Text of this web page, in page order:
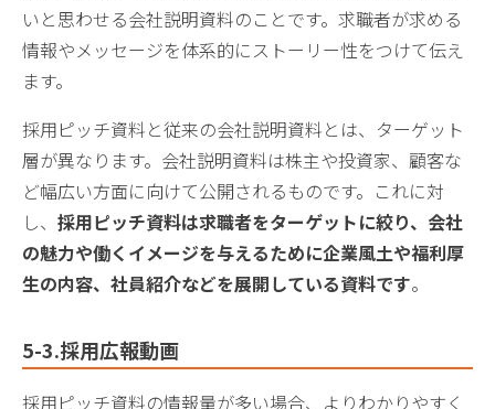
いと思わせる会社説明資料のことです。求職者が求める
情報やメッセージを体系的にストーリー性をつけて伝え
ます。
採用ピッチ資料と従来の会社説明資料とは、ターゲット
層が異なります。会社説明資料は株主や投資家、顧客な
ど幅広い方面に向けて公開されるものです。これに対
し、 採用ピッチ資料は求職者をターゲットに絞り、会社
の魅力や働くイメージを与えるために企業風土や福利厚
生の内容、社員紹介などを展開している資料です。
5-3.採用広報動画
採用ピッチ資料の情報量が多い場合、よりわかりやすく